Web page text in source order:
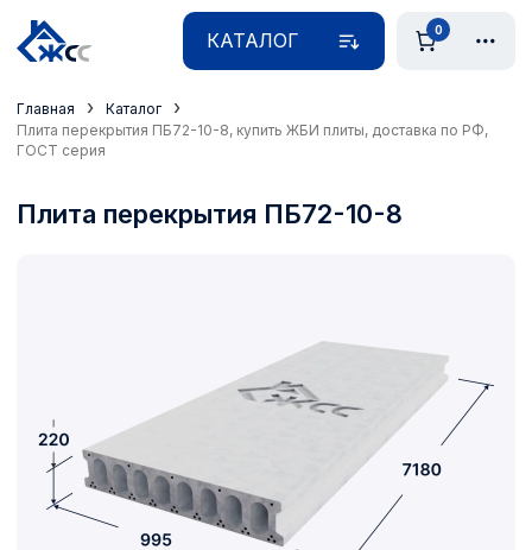
КАТАЛОГ 0
Главная › Каталог ›
Плита перекрытия ПБ72-10-8, купить ЖБИ плиты, доставка по РФ,
ГОСТ серия
Плита перекрытия ПБ72-10-8